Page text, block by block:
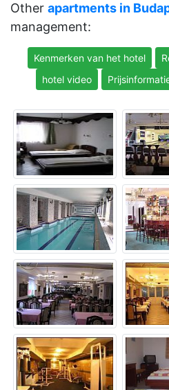
Other apartments in
management:
Kenmerken van het hotel
hotel video